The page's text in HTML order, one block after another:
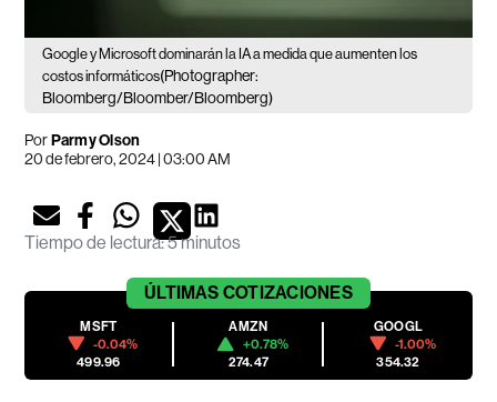
Google y Microsoft dominarán la IA a medida que aumenten los
costos informáticos(Photographer:
Bloomberg/Bloomber/Bloomberg)
PorParmy Olson
20 de febrero, 2024 | 03:00 AM
Tiempo de lectura:5 minutos
ÚLTIMAS COTIZACIONES
MSFT
-0.04%
499.96
AMZN
+0.78%
274.47
GOOGL
-1.00%
354.32